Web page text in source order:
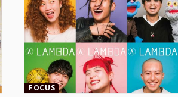
FOCUS